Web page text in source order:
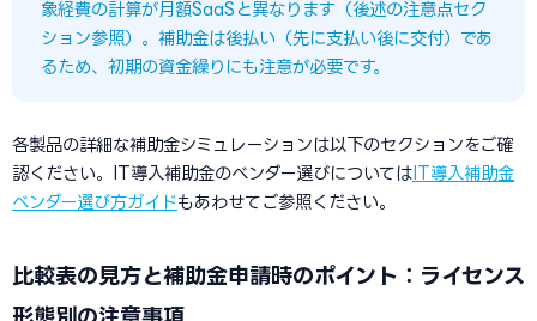
象経費の計算が月額SaaSと異なります（後述の注意点セク
ション参照）。補助金は後払い（先に支払い後に交付）であ
るため、初期の資金繰りにも注意が必要です。
各製品の詳細な補助金シミュレーションは以下のセクションをご確
認ください。IT導入補助金のベンダー選びについては IT導入補助金
ベンダー選び方ガイドもあわせてご参照ください。
比較表の見方と補助金申請時のポイント：ライセンス
形態別の注意事項